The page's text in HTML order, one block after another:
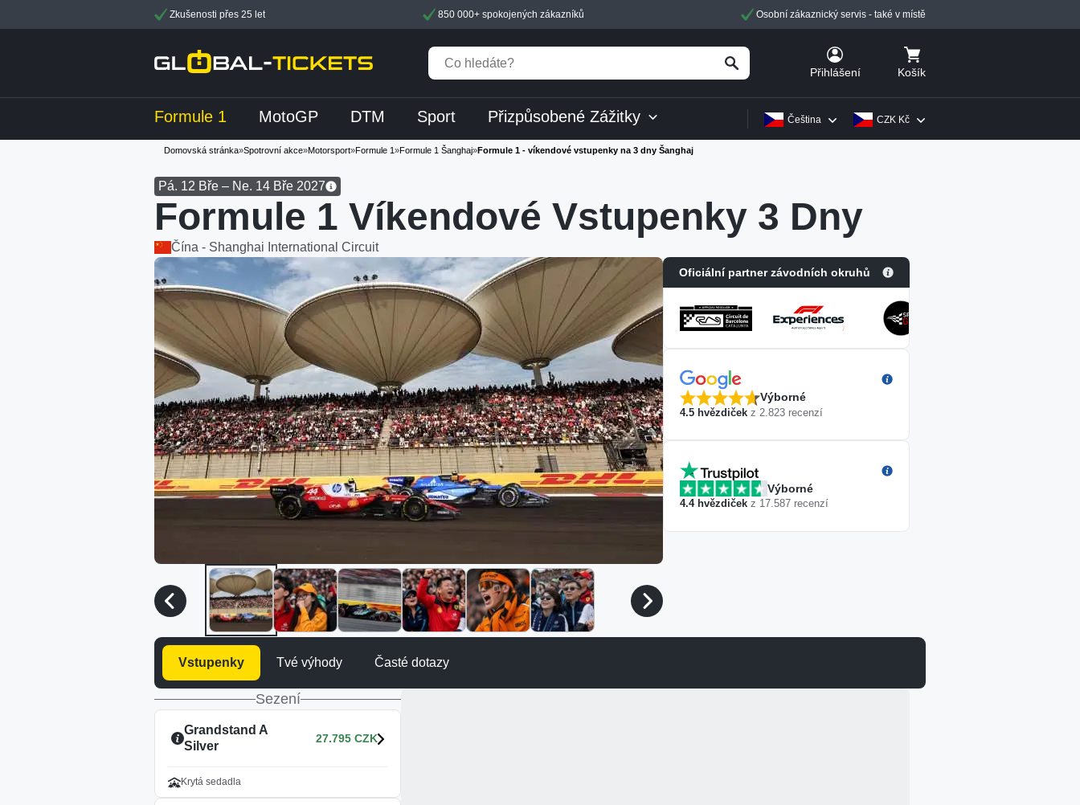
Zkušenosti přes 25 let 850 000+ spokojených zákazníků Osobní zákaznický servis - také v místě
Přihlášení Košík
Formule 1 MotoGP DTM Sport Přizpůsobené Zážitky CZK Kč
Čeština
Domovská stránka»Spotrovní akce»Motorsport»Formule 1»Formule 1 Šanghaj»Formule 1 - víkendové vstupenky na 3 dny Šanghaj
Pá. 12 Bře – Ne. 14 Bře 2027
Formule 1 Víkendové Vstupenky 3 Dny
Čína - Shanghai International Circuit
Oficiální partner závodních okruhů
Výborné
4.5 hvězdiček z 2.823 recenzí
Výborné
4.4hvězdiček z 17.587 recenzí
Vstupenky Tvé výhody Časté dotazy
Sezení
Grandstand A
Silver
27.795 CZK
Krytá sedadla